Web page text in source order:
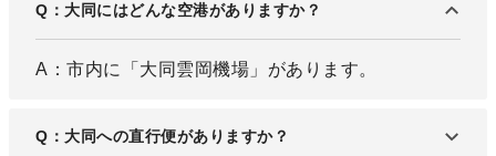
Q：大同にはどんな空港がありますか？
A：市内に「大同雲岡機場」があります。
Q：大同への直行便がありますか？